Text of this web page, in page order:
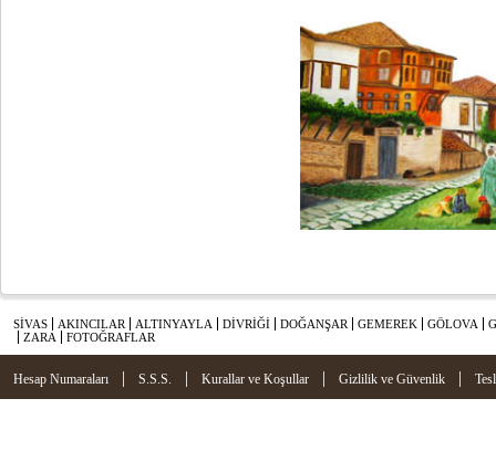
SİVAS AKINCILAR ALTINYAYLA DİVRİĞİ DOĞANŞAR GEMEREK GÖLOVA
ZARA
FOTOĞRAFLAR
Hesap Numaraları | S.S.S. | Kurallar ve Koşullar | Gizlilik ve Güvenlik |